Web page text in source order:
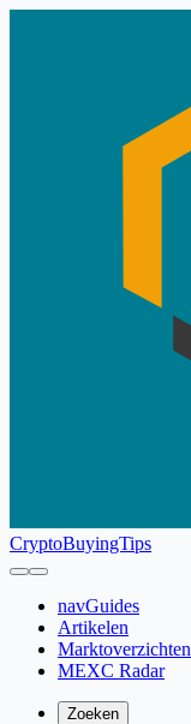
CryptoBuyingTips
navGuides
Artikelen
Marktoverzichten
MEXC Radar
Zoeken